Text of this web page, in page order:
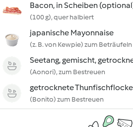
Bacon, in Scheiben
(100 g), quer halbiert
japanische Mayonnaise
(z. B. von Kewpie) zum Beträufeln
Seetang, gemischt,
(Aonori), zum Bestreuen
getrocknete
(Bonito) zum Bestreuen